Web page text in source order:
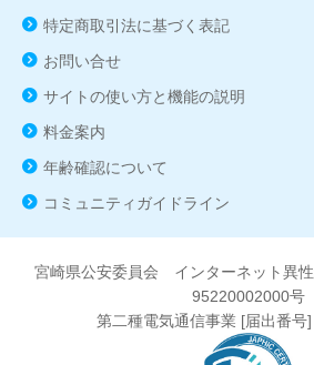
特定商取引法に基づく表記
お問い合せ
サイトの使い方と機能の説明
料金案内
年齢確認について
コミュニティガイドライン
宮崎県公安委員会 インターネット異
95220002000号
第二種電気通信事業 [届出番号